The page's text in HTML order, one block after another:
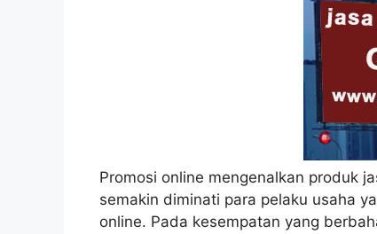
Promosi online mengenalkan produk
semakin diminati para pelaku usaha
online. Pada kesempatan yang